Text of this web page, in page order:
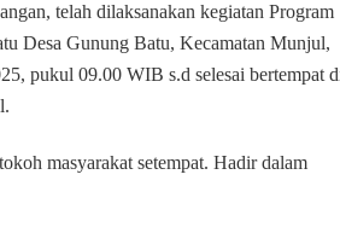
telah dilaksanakan kegiatan Program
Desa Gunung Batu, Kecamatan Munjul,
pukul 09.00 WIB s.d selesai bertempat
masyarakat setempat. Hadir dalam